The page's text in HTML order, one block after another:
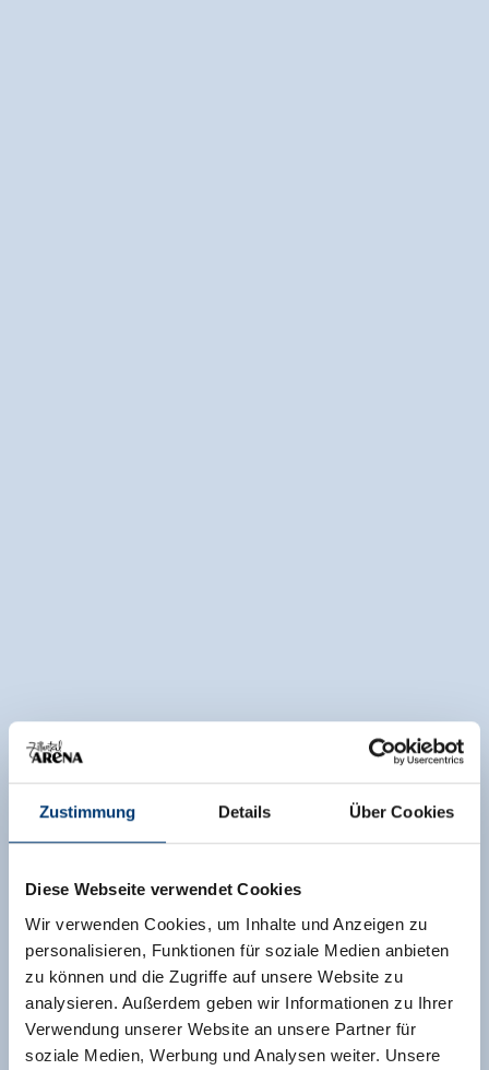
Zustimmung Details Über Cookies
Diese Webseite verwendet Cookies
Wir verwenden Cookies, um Inhalte und Anzeigen zu
personalisieren, Funktionen für soziale Medien anbieten
zu können und die Zugriffe auf unsere Website zu
analysieren. Außerdem geben wir Informationen zu Ihrer
Verwendung unserer Website an unsere Partner für
soziale Medien, Werbung und Analysen weiter. Unsere